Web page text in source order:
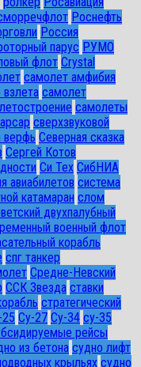
Роснефть
Россия
парус РУМО
флот Сrystal
самолет амфибия
взлета самолет
самолеты
сверхзвуковой
верфь Северная сказка
Сергей Котов
Си Тех СибНИА
авиабилетов система
катамаран слом
двухпалубный
военный флот
корабль
спг танкер
Средне-Невский
ССК Звезда ставки
стратегический
Су-27 Су-34 су-35
рейсы
из бетона судно лифт
крыльях судно